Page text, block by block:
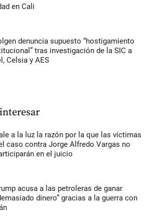
en Cali
denuncia supuesto “hostigamiento
tras investigación de la SIC a
Celsia y AES
a la luz la razón por la que las víctimas
caso contra Jorge Alfredo Vargas no
en el juicio
acusa a las petroleras de ganar
dinero” gracias a la guerra con